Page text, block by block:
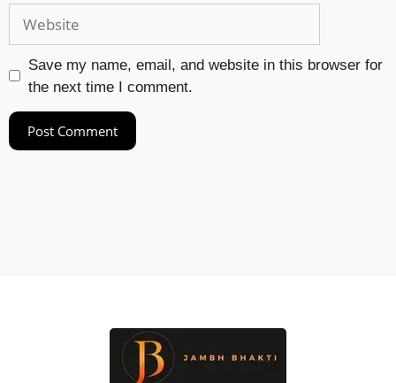
Save my name, email, and website in this browser for
the next time I comment.